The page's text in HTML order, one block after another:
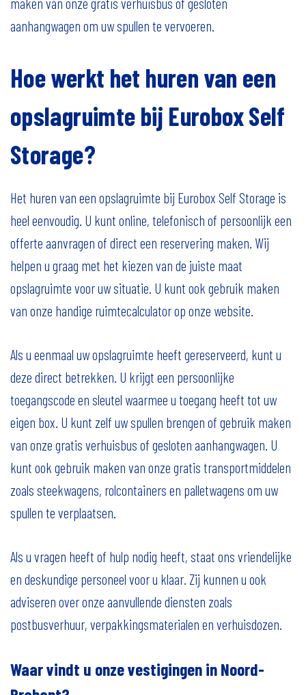
aanhangwagen om uw spullen te vervoeren.
Hoe werkt het huren van een
opslagruimte bij Eurobox Self
Storage?
Het huren van een opslagruimte bij Eurobox Self Storage is
heel eenvoudig. U kunt online, telefonisch of persoonlijk een
offerte aanvragen of direct een reservering maken. Wij
helpen u graag met het kiezen van de juiste maat
opslagruimte voor uw situatie. U kunt ook gebruik maken
van onze handige ruimtecalculator op onze website.
Als u eenmaal uw opslagruimte heeft gereserveerd, kunt u
deze direct betrekken. U krijgt een persoonlijke
toegangscode en sleutel waarmee u toegang heeft tot uw
eigen box. U kunt zelf uw spullen brengen of gebruik maken
van onze gratis verhuisbus of gesloten aanhangwagen. U
kunt ook gebruik maken van onze gratis transportmiddelen
zoals steekwagens, rolcontainers en palletwagens om uw
spullen te verplaatsen.
Als u vragen heeft of hulp nodig heeft, staat ons vriendelijke
en deskundige personeel voor u klaar. Zij kunnen u ook
adviseren over onze aanvullende diensten zoals
postbusverhuur, verpakkingsmaterialen en verhuisdozen.
Waar vindt u onze vestigingen in Noord-